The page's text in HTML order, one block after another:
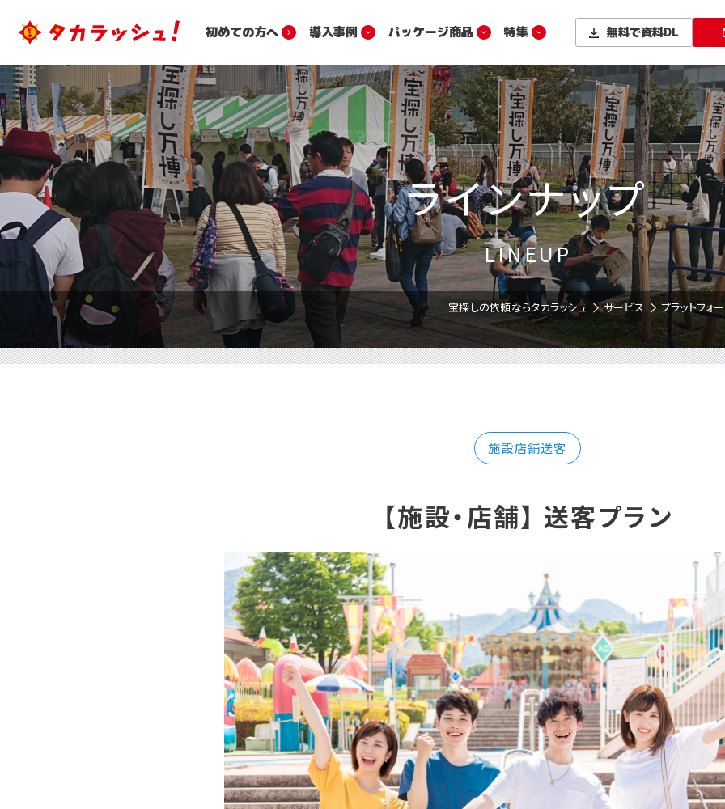
初めての方へ 導入事例 パッケージ商品 特集 無料で資料DL
ラインナップ
LINEUP
宝探しの依頼ならタカラッシュ サービス プラットフォ
施設店舗送客
【施設・店舗】 送客プラン